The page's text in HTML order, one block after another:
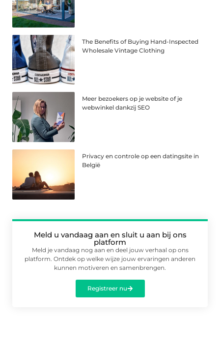
The Benefits of Buying Hand-Inspected
Wholesale Vintage Clothing
Meer bezoekers op je website of je
webwinkel dankzij SEO
Privacy en controle op een datingsite in
België
Meld u vandaag aan en sluit u aan bij ons
platform
Meld je vandaag nog aan en deel jouw verhaal op ons
platform. Ontdek op welke wijze jouw ervaringen anderen
kunnen motiveren en samenbrengen.
Registreer nu